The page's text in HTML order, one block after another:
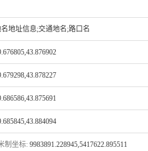
地址信息;交通地名;路口名
制坐标: 9983891.228945,5417622.895511